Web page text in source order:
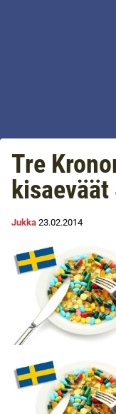
Tre
Jukka 23.02.2014